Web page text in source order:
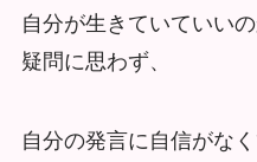
自分が生きていていいの
疑問に思わず、
自分の発言に自信がな